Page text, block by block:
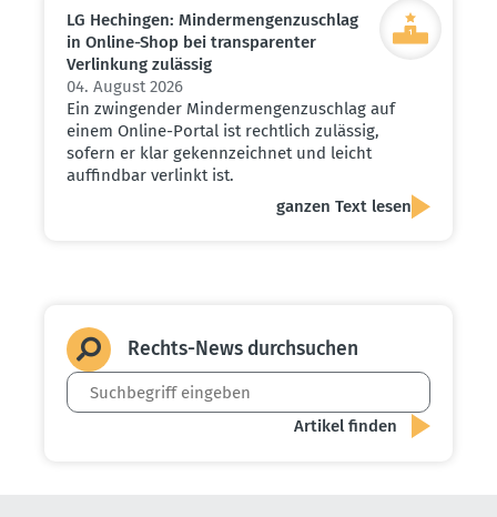
LG Hechingen: Minder­men­gen­zu­schlag
in Online-Shop bei trans­pa­renter
Verlinkung zulässig
04. August 2026
Ein zwingender Mindermengenzuschlag auf
einem Online-Portal ist rechtlich zulässig,
sofern er klar gekennzeichnet und leicht
auffindbar verlinkt ist.
ganzen Text lesen
Rechts-News durch­suchen